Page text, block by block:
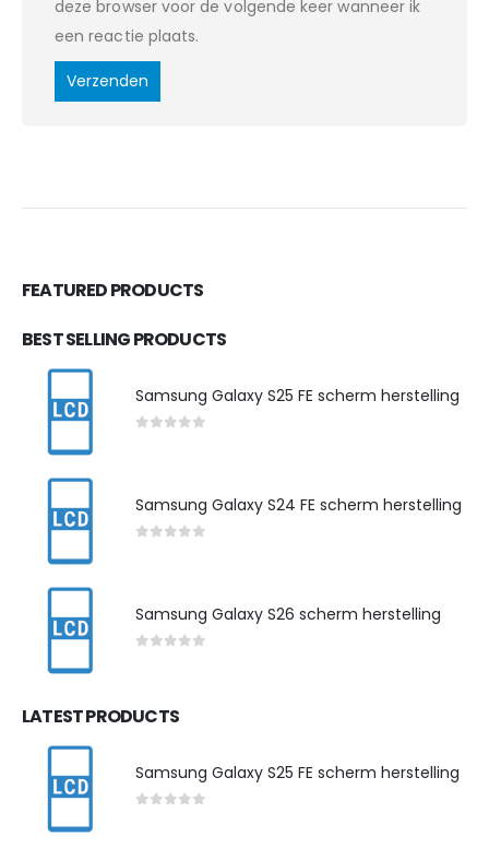
deze browser voor de volgende keer wanneer ik
een reactie plaats.
FEATURED PRODUCTS
BEST SELLING PRODUCTS
Samsung Galaxy S25 FE scherm herstelling
Samsung Galaxy S24 FE scherm herstelling
Samsung Galaxy S26 scherm herstelling
LATEST PRODUCTS
Samsung Galaxy S25 FE scherm herstelling